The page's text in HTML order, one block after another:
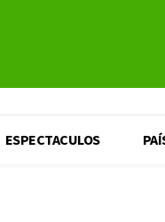
ESPECTACULOS